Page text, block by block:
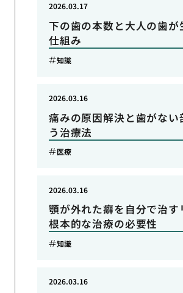
下の歯の本数と大人の歯が
仕組み
2026.03.17
知識
痛みの原因解決と歯がない
う治療法
2026.03.16
医療
顎が外れた癖を自分で治す
根本的な治療の必要性
2026.03.16
知識
2026.03.16